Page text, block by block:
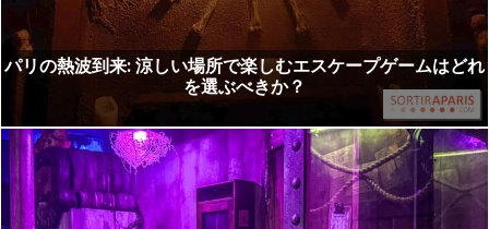
パリの熱波到来: 涼しい場所で楽しむエスケープゲームはどれ
を選ぶべきか？